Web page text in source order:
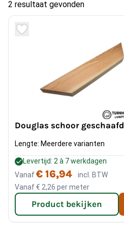
2 resultaat gevonden
Douglas schoor geschaafd
Lengte: Meerdere varianten
Levertijd: 2 à 7 werkdagen
Vanaf€ 16,94
incl. BTW
Vanaf€ 2,26 per meter
Product bekijken